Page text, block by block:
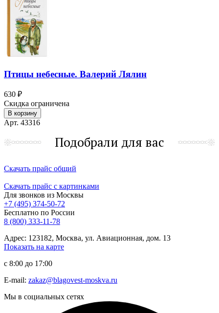
Птицы небесные. Валерий Лялин
630 ₽
Скидка ограничена
В корзину
Арт. 43316
Подобрали для вас
Скачать прайс общий
Скачать прайс с картинками
Для звонков из Москвы
+7 (495) 374-50-72
Бесплатно по России
8 (800) 333-11-78
Адрес: 123182, Москва, ул. Авиационная, дом. 13
Показать на карте
с 8:00 до 17:00
E-mail: zakaz@blagovest-moskva.ru
Мы в социальных сетях